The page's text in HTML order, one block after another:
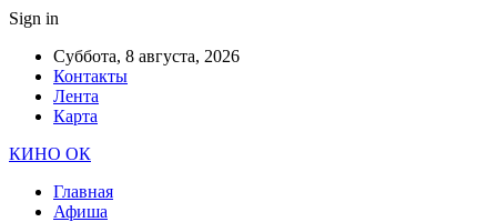
Sign in
Суббота, 8 августа, 2026
Контакты
Лента
Карта
КИНО ОК
Главная
Афиша